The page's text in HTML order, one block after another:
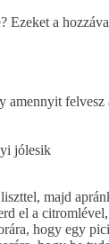
Ezeket a
amennyit felvesz
jólesik
majd
el a
hogy egy